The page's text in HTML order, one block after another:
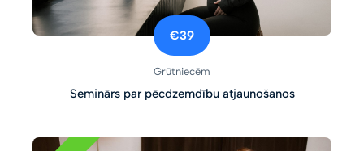
€39
Grūtniecēm
Seminārs par pēcdzemdību atjaunošanos